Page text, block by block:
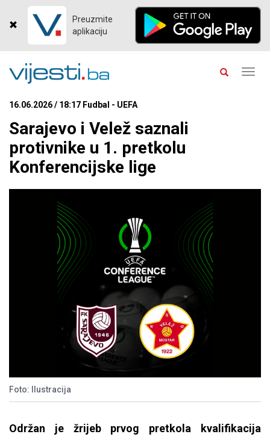
Preuzmite
aplikaciju
16.06.2026 / 18:17 Fudbal - UEFA
Sarajevo i Velež saznali
protivnike u 1. pretkolu
Konferencijske lige
Foto: Ilustracija
Održan je žrijeb prvog pretkola kvalifikacija